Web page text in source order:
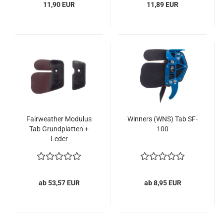
11,90 EUR 11,89 EUR
Fairweather Modulus
Tab Grundplatten +
Leder
ab 53,57 EUR
Winners (WNS) Tab SF-
100
ab 8,95 EUR